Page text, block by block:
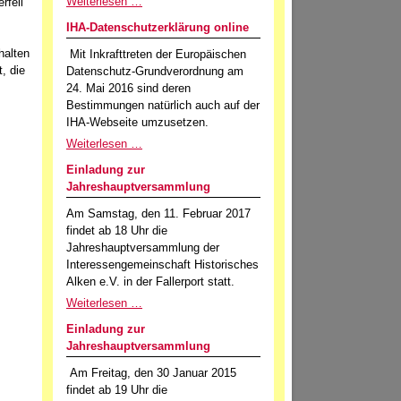
die
IHA-Datenschutzerklärung online
Mit Inkrafttreten der Europäischen
Datenschutz-Grundverordnung am
24. Mai 2016 sind deren
Bestimmungen natürlich auch auf der
IHA-Webseite umzusetzen.
Weiterlesen …
Einladung zur
Jahreshauptversammlung
Am Samstag, den 11. Februar 2017
findet ab 18 Uhr die
Jahreshauptversammlung der
Interessengemeinschaft Historisches
Alken e.V. in der Fallerport statt.
Weiterlesen …
Einladung zur
Jahreshauptversammlung
Am Freitag, den 30 Januar 2015
findet ab 19 Uhr die